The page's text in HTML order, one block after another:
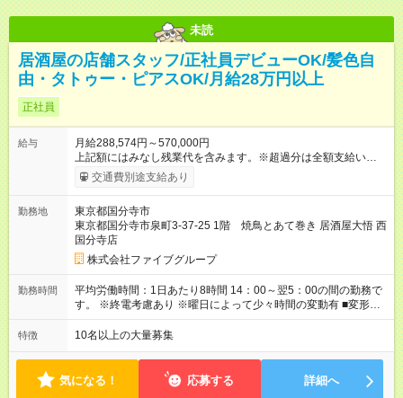
未読
居酒屋の店舗スタッフ/正社員デビューOK/髪色自
由・タトゥー・ピアスOK/月給28万円以上
正社員
給与
月給288,574円～570,000円
上記額にはみなし残業代を含みます。※超過分は全額支給いたし
ます。 みなし残業代 55,495円／月 みなし残業時間 36時間／月
■昇給あり 年2回の給与査定による ■賞与あり ■前払い賞与あり
■残業手当あり ■交通費支給（上限3万円/月） ■引越し手当 敷
金・礼金・保証金・保険料の初期費用+荷物運搬費を支給 ※規定
あり ■積立金制度 給与ならびに賞与から積立を行える(年利2%)
シフトは22:00～翌5:00の深夜帯に入ってもらうこともありま
す。 一般的な飲食業では、この深夜帯のお給料は「みなし」と
して基本給に含まれることがしばしば・・・ でもファイブでは
「別途」深夜手当を支給！ ただキツいだけの深夜業務では心か
てしっかり還元することを大事にしています！ 【試用期間】試
用期間あり 試用期間の長さ：3ヶ月 雇用形態、給与は本採用時
と同じです。
交通費別途支給あり
勤務地
東京都国分寺市
東京都国分寺市泉町3-37-25 1階 焼鳥とあて巻き 居酒屋大悟 西
国分寺店
株式会社ファイブグループ
勤務時間
平均労働時間：1日あたり8時間 14：00～翌5：00の間の勤務で
す。 ※終電考慮あり ※曜日によって少々時間の変動有 ■変形労
働時間制 ■実労働時間：8時間程度 ■休憩時間：1時間程度～2時
間 休憩時間は勤務時間による ■月平均所定労働時間：173時間 ■
14：00～翌5：00の間の勤務です。 ※終電考慮あり ※曜日によ
って少々時間の変動有 ■変形労働時間制 ■実労働時間：8時間程
度 ■休憩時間：1時間程度～2時間 休憩時間は勤務時間による ■
特徴 10名以上の大量募集
気になる！ 応募する 詳細へ